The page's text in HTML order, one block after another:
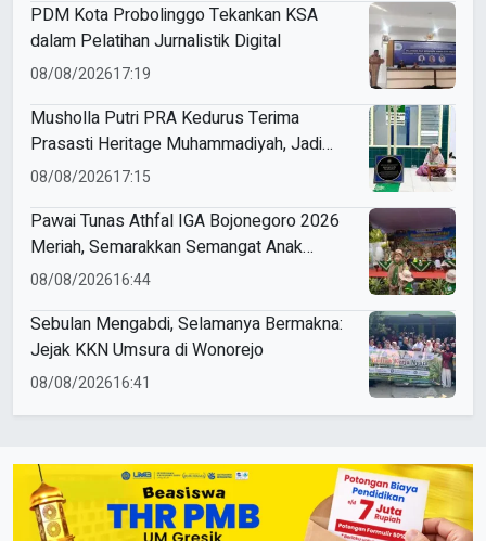
PDM Kota Probolinggo Tekankan KSA
dalam Pelatihan Jurnalistik Digital
08/08/202617:19
Musholla Putri PRA Kedurus Terima
Prasasti Heritage Muhammadiyah, Jadi
Pengingat Sejarah Dakwah dan Amal Saleh
08/08/202617:15
Pawai Tunas Athfal IGA Bojonegoro 2026
Meriah, Semarakkan Semangat Anak
Sholeh Berkemajuan
08/08/202616:44
Sebulan Mengabdi, Selamanya Bermakna:
Jejak KKN Umsura di Wonorejo
08/08/202616:41